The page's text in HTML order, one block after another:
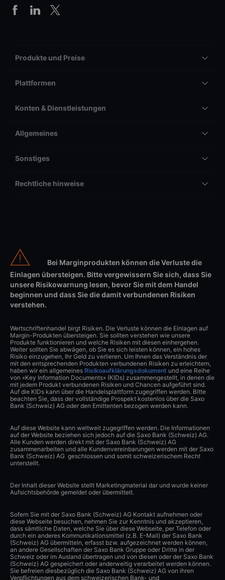
Produkte und Preise
Plattformen
Konten & Dienstleistungen
Allgemeines
Sonstiges
Rechtliche hinweise
Bei Marginprodukten können die Verluste die
Einlagen übersteigen. Bitte vergewissern Sie sich, dass Sie
unsere Risikowarnung lesen, bevor Sie mit dem Handel
beginnen und dass Sie die damit verbundenen Risiken
verstehen.
Wertschriftenhandel birgt Risiken. Die Verluste können die Einlagen auf
Margin-Produkten übersteigen. Sie sollten verstehen wie unsere
Produkte funktionieren und welche Risiken mit diesen einhergehen.
Weiter sollten Sie abwägen, ob Sie es sich leisten können, ein hohes
Risiko einzugehen, Ihr Geld zu verlieren. Um Ihnen das Verständnis der
mit den entsprechenden Produkten verbundenen Risiken zu erleichtern,
haben wir ein allgemeines Risikoaufklärungsdokument und eine Reihe
von «Key Information Documents» (KIDs) zusammengestellt, in denen die
mit jedem Produkt verbundenen Risiken und Chancen aufgeführt sind.
Auf die KIDs kann über die Handelsplattform zugegriffen werden. Bitte
beachten Sie, dass der vollständige Prospekt kostenlos über die Saxo
Bank (Schweiz) AG oder den Emittenten bezogen werden kann.
Auf diese Website kann weltweit zugegriffen werden. Die Informationen
auf der Website beziehen sich jedoch auf die Saxo Bank (Schweiz) AG.
Alle Kunden werden direkt mit der Saxo Bank (Schweiz) AG
zusammenarbeiten und alle Kundenvereinbarungen werden mit der Saxo
Bank (Schweiz) AG geschlossen und somit schweizerischem Recht
unterstellt.
Der Inhalt dieser Website stellt Marketingmaterial dar und wurde keiner
Aufsichtsbehörde gemeldet oder übermittelt.
Sofern Sie mit der Saxo Bank (Schweiz) AG Kontakt aufnehmen oder
diese Webseite besuchen, nehmen Sie zur Kenntnis und akzeptieren,
dass sämtliche Daten, welche Sie über diese Webseite, per Telefon oder
durch ein anderes Kommunikationsmittel (z.B. E-Mail) der Saxo Bank
(Schweiz) AG übermitteln, erfasst bzw. aufgezeichnet werden können,
an andere Gesellschaften der Saxo Bank Gruppe oder Dritte in der
Schweiz oder im Ausland übertragen und von diesen oder der Saxo Bank
(Schweiz) AG gespeichert oder anderweitig verarbeitet werden können.
Sie befreien diesbezüglich die Saxo Bank (Schweiz) AG von ihren
Verpflichtungen aus dem schweizerischen Bank- und